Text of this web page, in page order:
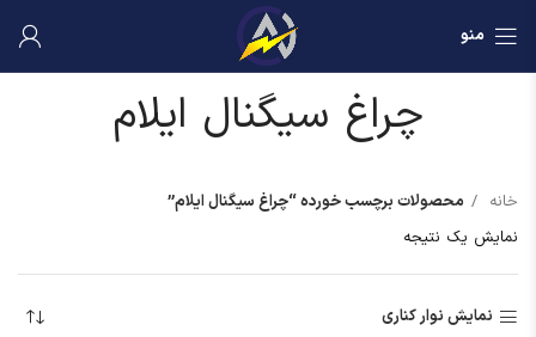
منو
چراغ سیگنال ایلام
خانه
محصولات برچسب خورده “چراغ سیگنال ایلام”
نمایش یک نتیجه
نمایش نوار کناری